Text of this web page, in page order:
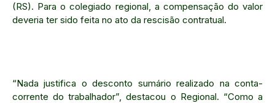
(RS). Para o colegiado regional, a compensação do valor
deveria ter sido feita no ato da rescisão contratual.
“Nada justifica o desconto sumário realizado na conta-
corrente do trabalhador”, destacou o Regional. “Como a